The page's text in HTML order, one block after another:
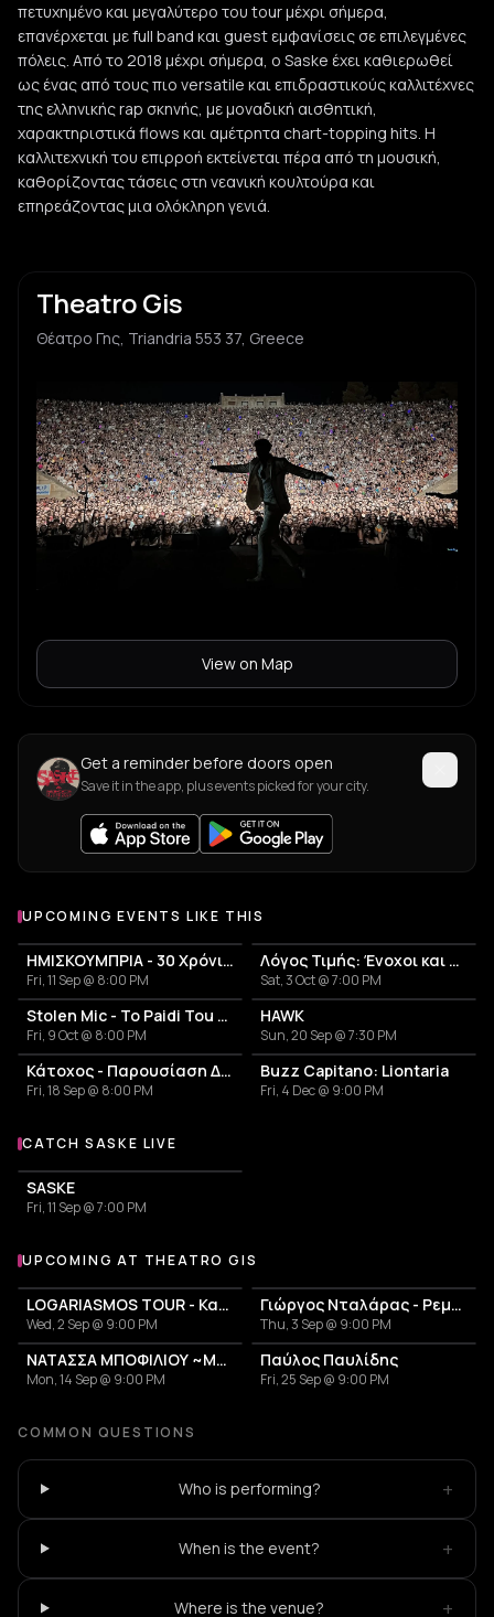
πετυχημένο και μεγαλύτερο του tour μέχρι σήμερα,
επανέρχεται με full band και guest εμφανίσεις σε επιλεγμένες
πόλεις. Από το 2018 μέχρι σήμερα, ο Saske έχει καθιερωθεί
ως ένας από τους πιο versatile και επιδραστικούς καλλιτέχνες
της ελληνικής rap σκηνής, με μοναδική αισθητική,
χαρακτηριστικά flows και αμέτρητα chart-topping hits. Η
καλλιτεχνική του επιρροή εκτείνεται πέρα από τη μουσική,
καθορίζοντας τάσεις στη νεανική κουλτούρα και
επηρεάζοντας μια ολόκληρη γενιά.
Theatro Gis
Θέατρο Γης, Triandria 553 37, Greece
View on Map
Get a reminder before doors open
Save it in the app, plus events picked for your city.
UPCOMING EVENTS LIKE THIS
ΗΜΙΣΚΟΥΜΠΡΙΑ - 30 Χρόνια Επιτυχίες Anniversary Live
Fri, 11 Sep @ 8:00 PM
Λόγος Τιμής: Ένοχοι και Αθώοι
Sat, 3 Oct @ 7:00 PM
Stolen Mic - To Paidi Tou Diplanou Portal
Fri, 9 Oct @ 8:00 PM
HAWK
Sun, 20 Sep @ 7:30 PM
Κάτοχος - Παρουσίαση Δίσκου 'Κουκουβάγιες'
Fri, 18 Sep @ 8:00 PM
Buzz Capitano: Liontaria
Fri, 4 Dec @ 9:00 PM
More events with Saske
CATCH SASKE LIVE
SASKE
Fri, 11 Sep @ 7:00 PM
More events at Theatro Gis
UPCOMING AT THEATRO GIS
LOGARIASMOS TOUR - Κατερίνα Λιόλιου
Wed, 2 Sep @ 9:00 PM
Γιώργος Νταλάρας - Ρεμπέτικο
Thu, 3 Sep @ 9:00 PM
ΝΑΤΑΣΣΑ ΜΠΟΦΙΛΙΟΥ ~ΜΕΤΡΗΜΑ~
Mon, 14 Sep @ 9:00 PM
Παύλος Παυλίδης
Fri, 25 Sep @ 9:00 PM
COMMON QUESTIONS
Who is performing? +
When is the event? +
Where is the venue? +